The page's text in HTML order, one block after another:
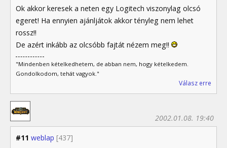
Ok akkor keresek a neten egy Logitech viszonylag olcsó
egeret! Ha ennyien ajánljátok akkor tényleg nem lehet
rossz!!
De azért inkább az olcsóbb fajtát nézem meg!!
"Mindenben kételkedhetem, de abban nem, hogy kételkedem.
Gondolkodom, tehát vagyok."
Válasz erre
#11 weblap [437]
2002.01.08. 19:40